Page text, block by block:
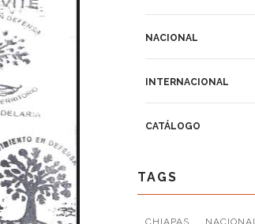
NACIONAL
INTERNACIONAL
CATÁLOGO
TAGS
CHIAPAS NACIONAL